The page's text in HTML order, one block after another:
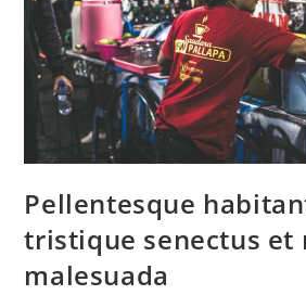
Pellentesque
tristique senectus et
malesuada